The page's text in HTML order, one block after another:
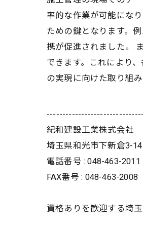
率的な作業が可能にな
ための鍵となります。
携が促進されました。
できます。これにより
の実現に向けた取り組
紀和建設工業株式会社
埼玉県和光市下新倉3-
電話番号 : 048-463-2011
FAX番号 : 048-463-2008
資格ありを歓迎する埼